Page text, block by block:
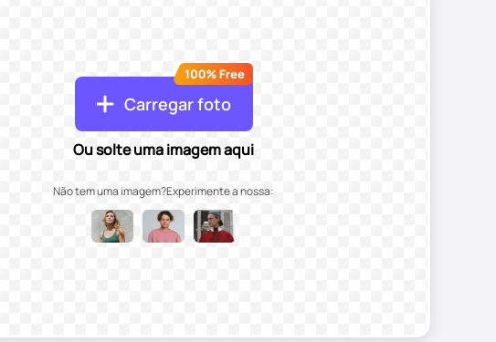
Carregar foto
Ou solte uma imagem aqui
Não tem uma imagem?Experimente a nossa: